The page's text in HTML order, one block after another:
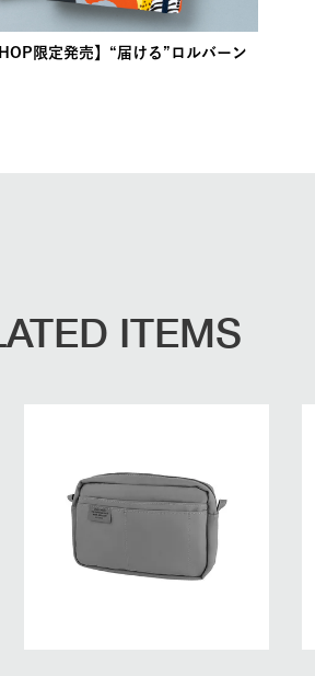
限定発売】“届ける”ロルバーン
ITEMS